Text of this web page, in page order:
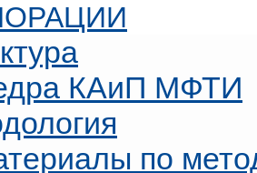
КАиП МФТИ
по